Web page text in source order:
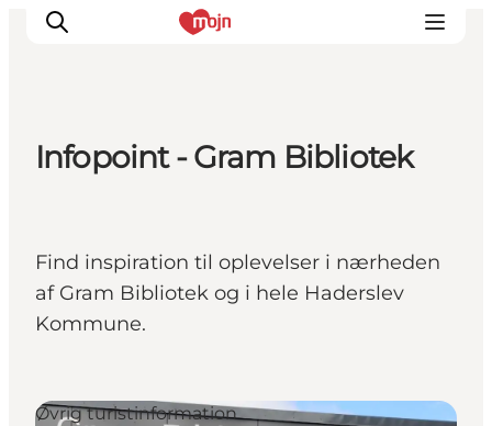
Det sker
Overnatning
Planlæg din ferie
Infopoint - Gram Bibliotek
Find inspiration til oplevelser i nærheden
af Gram Bibliotek og i hele Haderslev
Kommune.
Øvrig turistinformation